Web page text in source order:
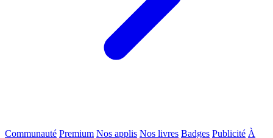
Communauté Premium Nos applis Nos livres Badges Publicité À